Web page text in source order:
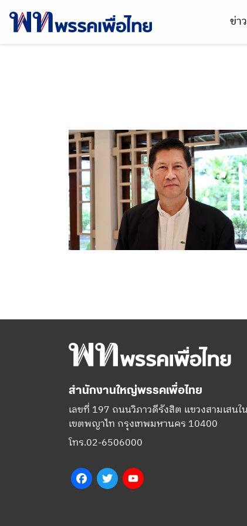
ข่า
สำนักงานใหญ่พรรคเพื่อไทย
เลขที่ 197 ถนนวิภาวดีรังสิต แขวงสามเสนใ
เขตพญาไท กรุงเทพมหานคร 10400
โทร.02-6506000
FacebookTwitter